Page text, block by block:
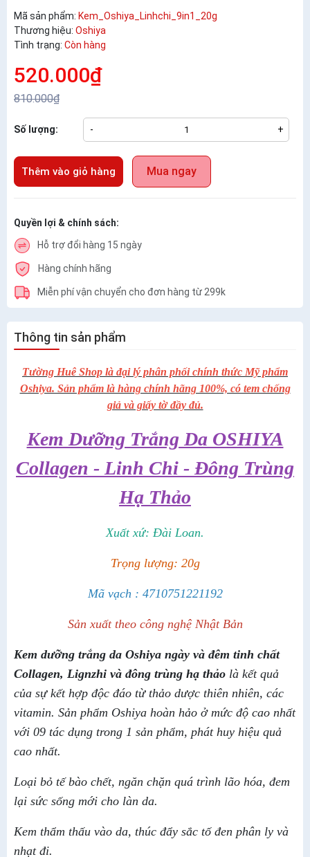
Mã sản phẩm: Kem_Oshiya_Linhchi_9in1_20g
Thương hiệu: Oshiya
Tình trạng: Còn hàng
520.000₫
810.000₫
Số lượng: - +
Thêm vào giỏ hàng Mua ngay
Quyền lợi & chính sách:
Hỗ trợ đổi hàng 15 ngày
Hàng chính hãng
Miễn phí vận chuyển cho đơn hàng từ 299k
Thông tin sản phẩm
Tường Huê Shop là đại lý phân phối chính thức Mỹ phẩm
Oshiya. Sản phẩm là hàng chính hãng 100%, có tem chống
giả và giấy tờ đầy đủ.
Kem Dưỡng Trắng Da OSHIYA
Collagen - Linh Chi - Đông Trùng
Hạ Thảo
Xuất xứ: Đài Loan.
Trọng lượng: 20g
Mã vạch : 4710751221192
Sản xuất theo công nghệ Nhật Bản
Kem dưỡng trắng da Oshiya ngày và đêm tinh chất
Collagen, Lignzhi và đông trùng hạ thảo là kết quả
của sự kết hợp độc đáo từ thảo dược thiên nhiên, các
vitamin. Sản phẩm Oshiya hoàn hảo ở mức độ cao nhất
với 09 tác dụng trong 1 sản phẩm, phát huy hiệu quả
cao nhất.
Loại bỏ tế bào chết, ngăn chặn quá trình lão hóa, đem
lại sức sống mới cho làn da.
Kem thẩm thấu vào da, thúc đẩy sắc tố đen phân ly và
nhạt đi.